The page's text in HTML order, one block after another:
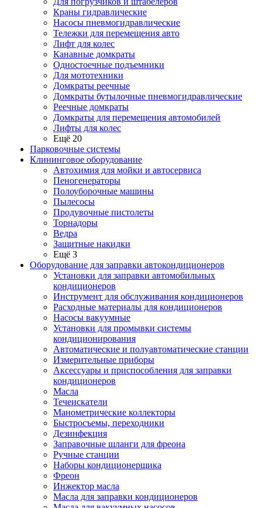
Краны гидравлические
Насосы пневмогидравлические
Тележки для перемещения авто
Лифт для колес
Канавные домкраты
Одностоечные подъемники
Для мототехники
Домкраты реечные
Домкраты бутылочные пневмогидравлические
Реечные домкраты
Домкраты для перемещения автомобилей
Лифты для колес
Ещё 20
Парковочные системы
Клининговое оборудование
Автохимия для мойки и автосервиса
Пеногенераторы
Полоуборочные машины
Пылесосы
Продувочные пистолеты
Торнадоры
Ведра
Защитные накидки
Ещё 3
Оборудование для заправки автокондиционеров
Установки для заправки автомобильных
кондиционеров
Инструмент для обслуживания кондиционеров
Расходные материалы для кондиционеров
Насосы вакуумные
Установки для промывки системы
кондиционирования
Автоматические и полуавтоматические станции
Измерительные приборы
Аксессуары и приспособления для заправки
кондиционеров
Масла
Течеискатели
Манометрические коллекторы
Быстросъемы, переходники
Дезинфекция
Заправочные шланги для фреона
Ручные станции
Наборы кондиционерщика
Фреон
Инжектор масла
Масла для заправки кондиционеров